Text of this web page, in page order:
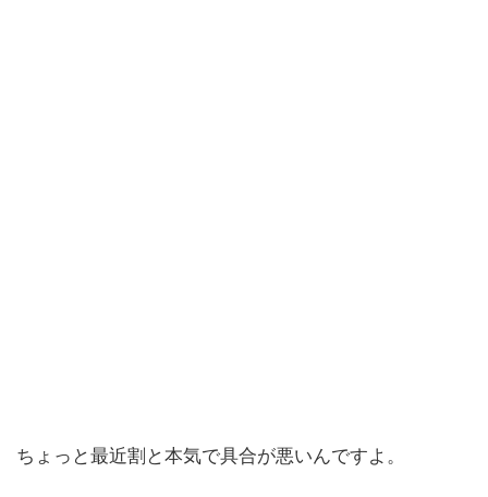
ちょっと最近割と本気で具合が悪いんですよ。